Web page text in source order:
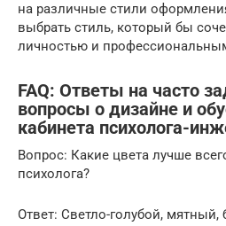
на различные стили
выбрать стиль, который бы
личностью и
FAQ: Ответы на часто
вопросы о дизайне и
кабинета психолога-
Вопрос: Какие цвета лучше
психолога?
Ответ: Светло-голубой,